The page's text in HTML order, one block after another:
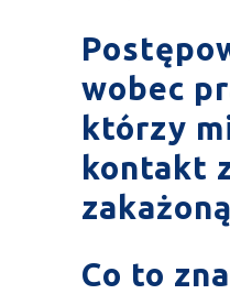
wobec
którzy
kontakt
zakażoną
Co to